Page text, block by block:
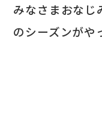
みなさまおなじ
のシーズンがや